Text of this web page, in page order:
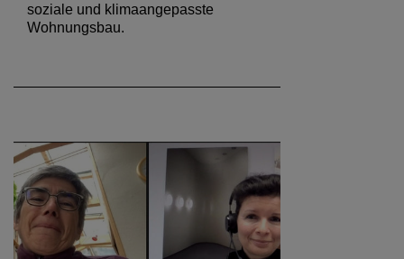
soziale und klimaangepasste
Wohnungsbau.